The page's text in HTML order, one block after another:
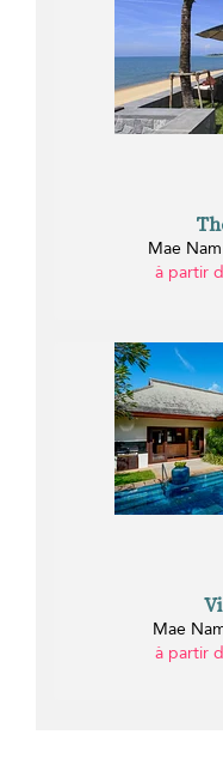
Mae
à partir
Mae
à partir